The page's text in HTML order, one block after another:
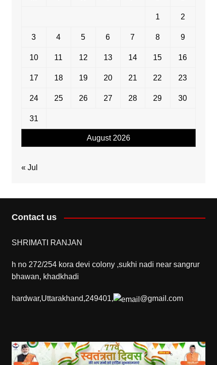
August 2026
1 2
3 4 5 6 7 8 9
10 11 12 13 14 15 16
17 18 19 20 21 22 23
24 25 26 27 28 29 30
31
« Jul
Contact us
SHRIMATI RANJAN
h no 272/254 kora devi colony ,sukhi nadi near sangrur
bhawan, khadkhadi
hardwar,Uttarakhand,249401, @gmail.com